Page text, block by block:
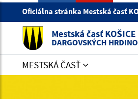
Oficiálna stránka Mestská časť
Mestská časť KOŠICE
DARGOVSKÝCH
MESTSKÁ ČASŤ